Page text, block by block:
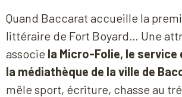
Quand Baccarat accueille la
littéraire de Fort Boyard… Une
associe la Micro-Folie, le
la médiathèque de la ville de
mêle sport, écriture, chasse au